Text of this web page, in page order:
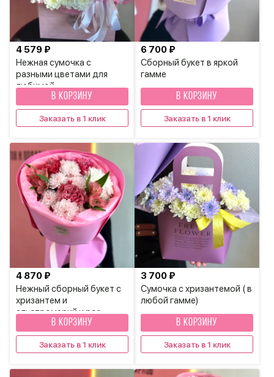
Нежная сумочка с
разными цветами для
любимой
4 579 ₽
В КОРЗИНУ
Заказать в 1 клик
Сборный букет в яркой
гамме
6 700 ₽
В КОРЗИНУ
Заказать в 1 клик
Нежный сборный букет с
хризантем и
альстромерий и роз
4 870 ₽
В КОРЗИНУ
Заказать в 1 клик
Сумочка с хризантемой ( в
любой гамме)
3 700 ₽
В КОРЗИНУ
Заказать в 1 клик